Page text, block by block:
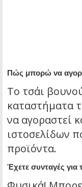
Πώς μπορώ να
Το τσάι
καταστήματα
να αγοραστεί
ιστοσελίδων
προϊόντα.
Έχετε συνταγές για